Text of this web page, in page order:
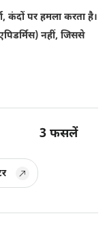
कंदों पर हमला करता है।
नहीं, जिससे
3 फसलें